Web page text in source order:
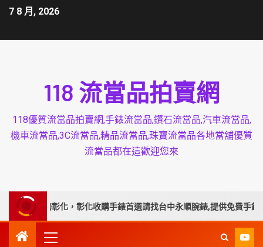
7 8 月, 2026
118 流當品拍賣網
118優質流當品拍賣網,手錶流當品,鑽石流當品,汽車流當品,
機車流當品,3C流當品,精品流當品,珠寶流當品各地當舖優質
流當品都在這歡迎您來
延伸服務彰化，彰化收購手錶首選請找台中永順腕錶,提供免費手錶換電